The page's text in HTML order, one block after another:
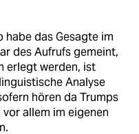
habe das Gesagte im
des Aufrufs gemeint,
erlegt werden, ist
Analyse
hören da Trumps
allem im eigenen